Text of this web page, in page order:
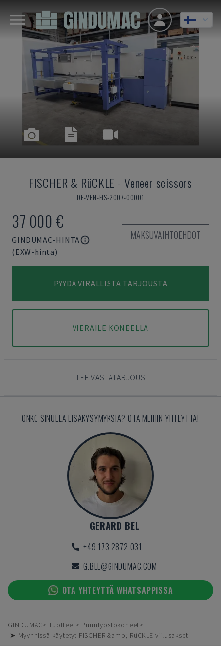
FISCHER & RüCKLE -Veneer scissors
DE-VEN-FIS-2007-00001
37 000 €
GINDUMAC-HINTA
(EXW-hinta)
MAKSUVAIHTOEHDOT
PYYDÄ VIRALLISTA TARJOUSTA
VIERAILE KONEELLA
TEE VASTATARJOUS
ONKO SINULLA LISÄKYSYMYKSIÄ? OTA MEIHIN YHTEYTTÄ!
GERARD BEL
+49 173 2872 031
G.BEL@GINDUMAC.COM
OTA YHTEYTTÄ WHATSAPPISSA
GINDUMAC Tuotteet
Puuntyöstökoneet
➤ Myynnissä käytetyt FISCHER &amp; RüCKLE viilusakset